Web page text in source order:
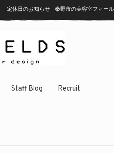
定休日のお知らせ - 秦野市の美容室フィー
Staff Blog Recruit